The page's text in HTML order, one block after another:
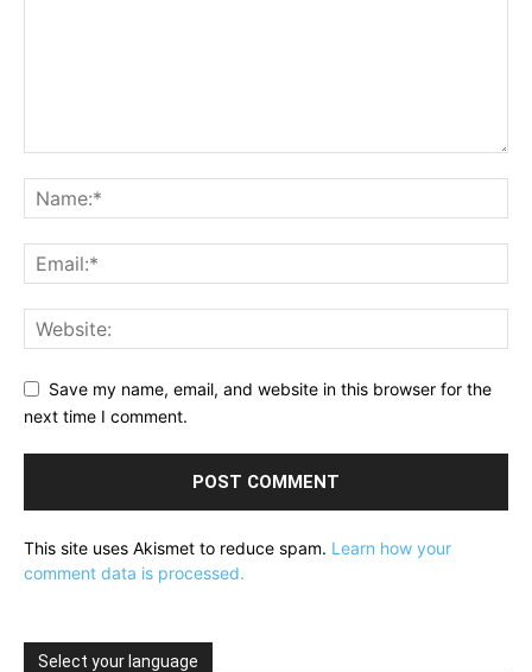
Save my name, email, and website in this browser for the
next time I comment.
This site uses Akismet to reduce spam. Learn how your
comment data is processed.
Select your language